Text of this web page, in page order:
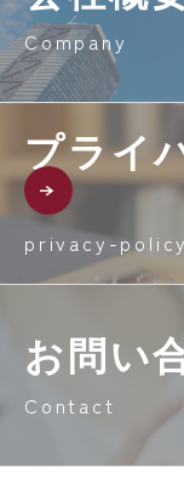
Company
プライ
privacy-policy
お問い
Contact